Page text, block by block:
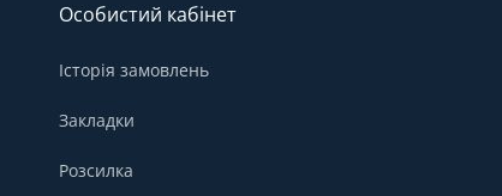
Особистий кабінет
Історія замовлень
Закладки
Розсилка